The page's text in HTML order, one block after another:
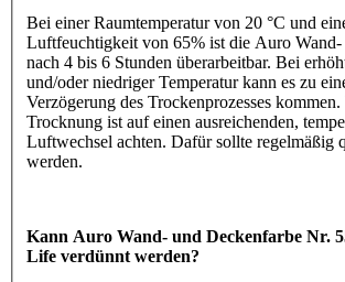
Bei einer Raumtemperatur von 20 °C und
Luftfeuchtigkeit von 65% ist die Auro Wand-
nach 4 bis 6 Stunden überarbeitbar. Bei
und/oder niedriger Temperatur kann es zu
Verzögerung des Trockenprozesses
Trocknung ist auf einen ausreichenden,
Luftwechsel achten. Dafür sollte regelmäßig
werden.
Kann Auro Wand- und Deckenfarbe Nr.
Life verdünnt werden?